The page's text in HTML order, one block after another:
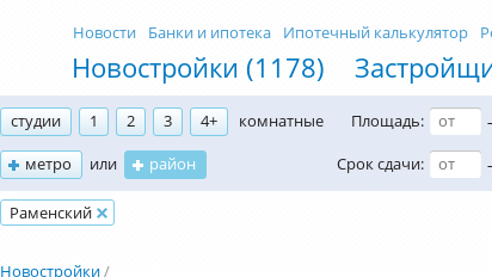
Новостройки (1178)
Новости Банки и ипотека Ипотечный калькулятор
студии 1 2 3 4+
комнатные
метро
или район
Площадь:
Срок сдачи:
Раменский
Новостройки